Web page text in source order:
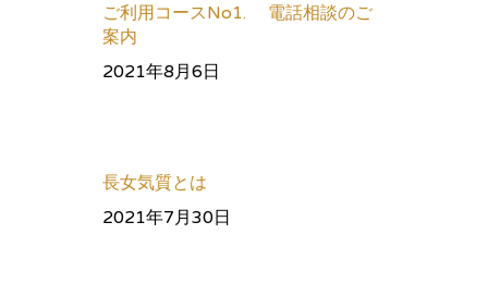
ご利用コースNo1. 電話相談のご
案内
2021年8月6日
長女気質とは
2021年7月30日